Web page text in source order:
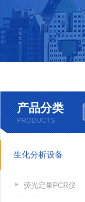
产品分类
PRODUCTS
生化分析设备
荧光定量PCR仪